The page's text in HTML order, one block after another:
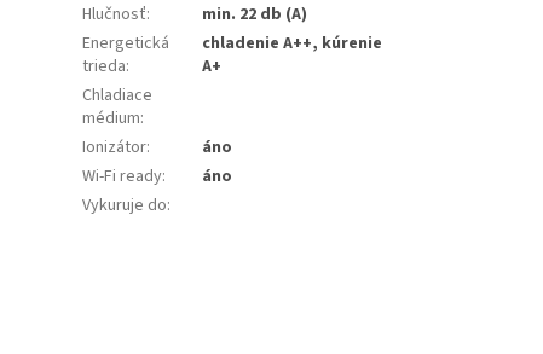
Hlučnosť:
min. 22 db (A)
Energetická
trieda:
chladenie A++, kúrenie
A+
Chladiace
médium:
Ionizátor:
áno
Wi-Fi ready:
áno
Vykuruje do: